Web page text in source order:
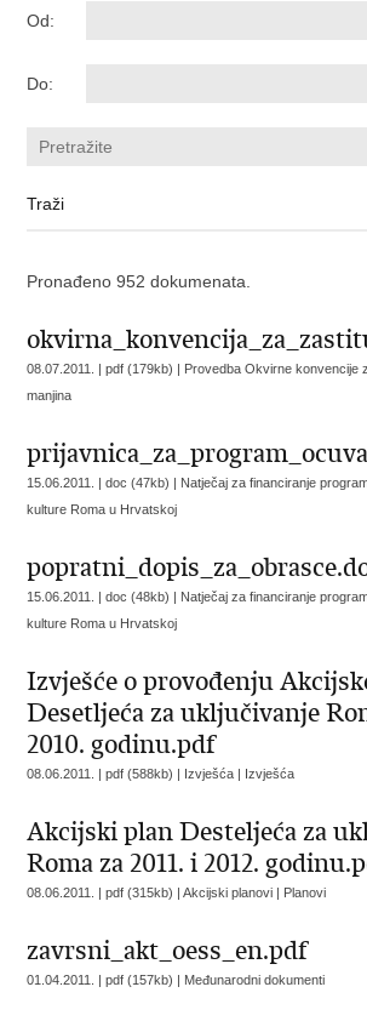
Od:
Do:
Pronađeno 952 dokumenata.
08.07.2011. | pdf (179kb) | Provedba Okvirne konvencije
manjina
15.06.2011. | doc (47kb) | Natječaj za financiranje
kulture Roma u Hrvatskoj
15.06.2011. | doc (48kb) | Natječaj za financiranje
kulture Roma u Hrvatskoj
Izvješće o provođenju
Desetljeća za uključivanje
2010. godinu.pdf
08.06.2011. | pdf (588kb) | Izvješća | Izvješća
Akcijski plan Desteljeća za
Roma za 2011. i 2012.
08.06.2011. | pdf (315kb) | Akcijski planovi | Planovi
zavrsni_akt_oess_en.pdf
01.04.2011. | pdf (157kb) | Međunarodni dokumenti